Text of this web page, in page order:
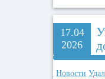
17.04
2026
Новости